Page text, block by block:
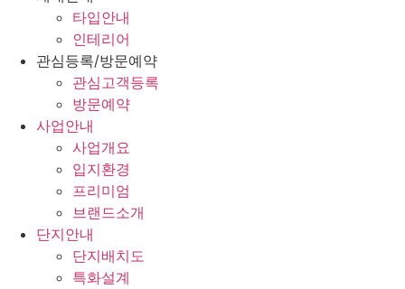
타입안내
인테리어
관심등록/방문예약
관심고객등록
방문예약
사업안내
사업개요
입지환경
프리미엄
브랜드소개
단지안내
단지배치도
특화설계